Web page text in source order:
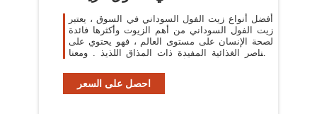
أفضل أنواع زيت الفول السوداني في السوق ، يعتبر
زيت الفول السوداني من أهم الزيوت وأكثرها فائدة
لصحة الإنسان على مستوى العالم ، فهو يحتوي على
العناصر الغذائية المفيدة ذات المذاق اللذيذ . ومعنا
احصل على السعر